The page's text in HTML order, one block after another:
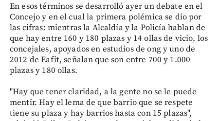
En esos términos se desarrolló ayer un debate en el
Concejo y en el cual la primera polémica se dio por
las cifras: mientras la Alcaldía y la Policía hablan de
que hay entre 160 y 180 plazas y 14 ollas de vicio, los
concejales, apoyados en estudios de ong y uno de
2012 de Eafit, señalan que son entre 700 y 1.000
plazas y 180 ollas.
"Hay que tener claridad, a la gente no se le puede
mentir. Hay el lema de que barrio que se respete
tiene su plaza y hay barrios hasta con 15 plazas",